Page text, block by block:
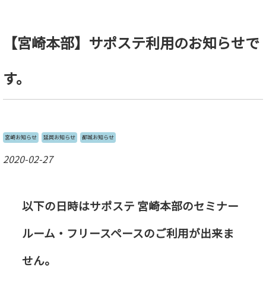
【宮崎本部】サポステ利用のお知らせで
す。
宮崎お知らせ 延岡お知らせ 都城お知らせ
2020-02-27
以下の日時はサポステ 宮崎本部のセミナー
ルーム・フリースペースのご利用が出来ま
せん。